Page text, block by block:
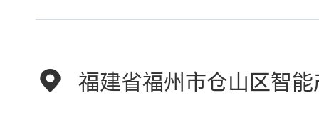
福建省福州市仓山区智能